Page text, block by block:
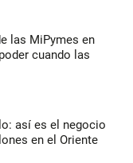
las MiPymes en
cuando las
así es el negocio
en el Oriente